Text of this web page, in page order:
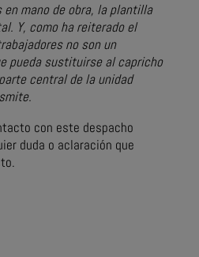
mano de obra, la plantilla
Y, como ha reiterado el
no son un
pueda sustituirse al capricho
central de la unidad
con este despacho
duda o aclaración que